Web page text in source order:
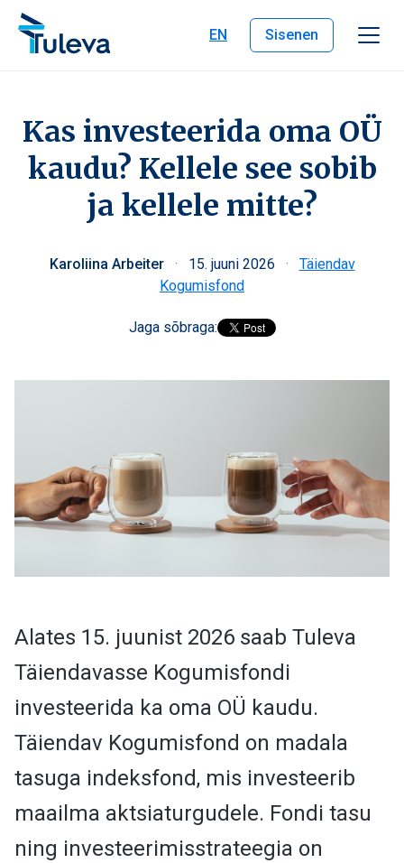
Liigu edasi sisu juurde
EN
Sisenen
Kas investeerida oma OÜ
kaudu? Kellele see sobib
ja kellele mitte?
Karoliina Arbeiter · 15. juuni 2026 ·
Täiendav
Kogumisfond
Jaga sõbraga:
Alates 15. juunist 2026 saab Tuleva
Täiendavasse Kogumisfondi
investeerida ka oma OÜ kaudu.
Täiendav Kogumisfond on madala
tasuga indeksfond, mis investeerib
maailma aktsiaturgudele. Fondi tasu
ning investeerimisstrateegia on